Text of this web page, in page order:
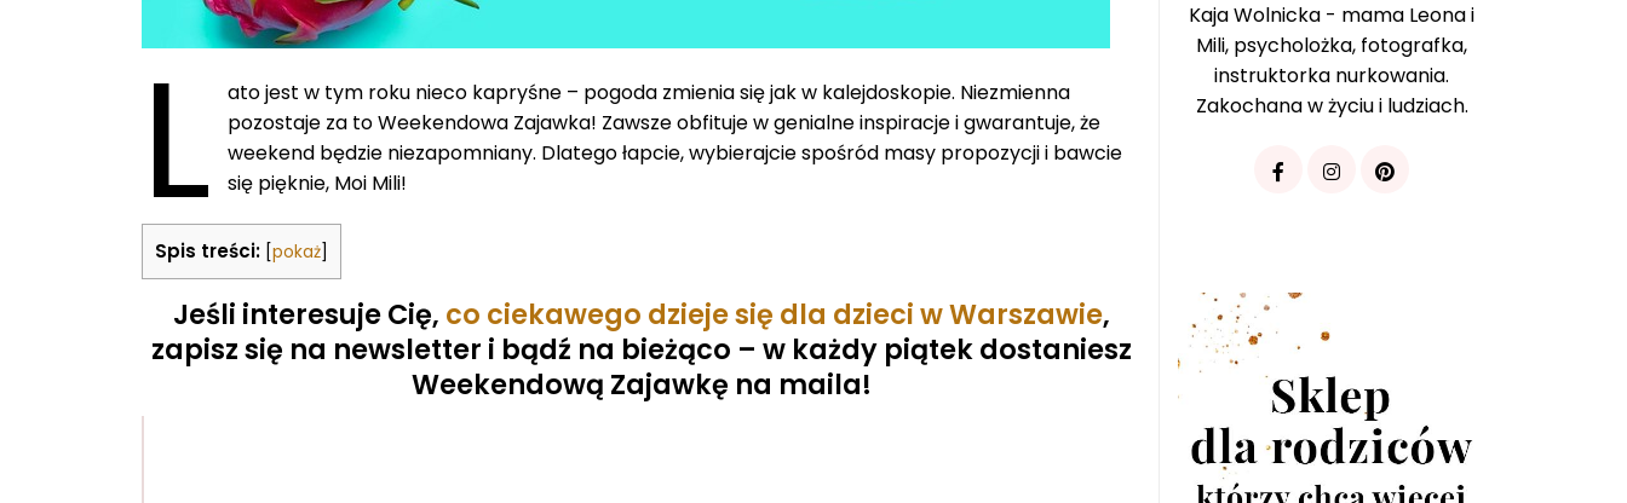
L
ato jest w tym roku nieco kapryśne – pogoda zmienia się jak w kalejdoskopie. Niezmienna
pozostaje za to Weekendowa Zajawka! Zawsze obfituje w genialne inspiracje i gwarantuje, że
weekend będzie niezapomniany. Dlatego łapcie, wybierajcie spośród masy propozycji i bawcie
się pięknie, Moi Mili!
Spis treści: [pokaż]
Jeśli interesuje Cię, co ciekawego dzieje się dla dzieci w Warszawie,
zapisz się na newsletter i bądź na bieżąco – w każdy piątek dostaniesz
Weekendową Zajawkę na maila!
Kaja Wolnicka - mama Leona i
Mili, psycholożka, fotografka,
instruktorka nurkowania.
Zakochana w życiu i ludziach.